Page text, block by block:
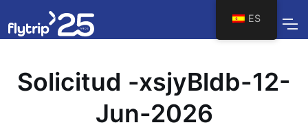
Solicitud -xsjyBldb-12-
Jun-2026
ES